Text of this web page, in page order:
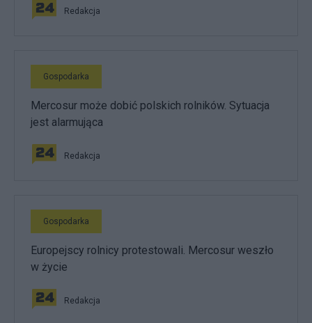
Redakcja
Gospodarka
Mercosur może dobić polskich rolników. Sytuacja
jest alarmująca
Redakcja
Gospodarka
Europejscy rolnicy protestowali. Mercosur weszło
w życie
Redakcja